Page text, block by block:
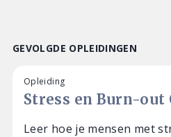
GEVOLGDE OPLEIDINGEN
Stress en Burn-out
Opleiding
Leer hoe je mensen met